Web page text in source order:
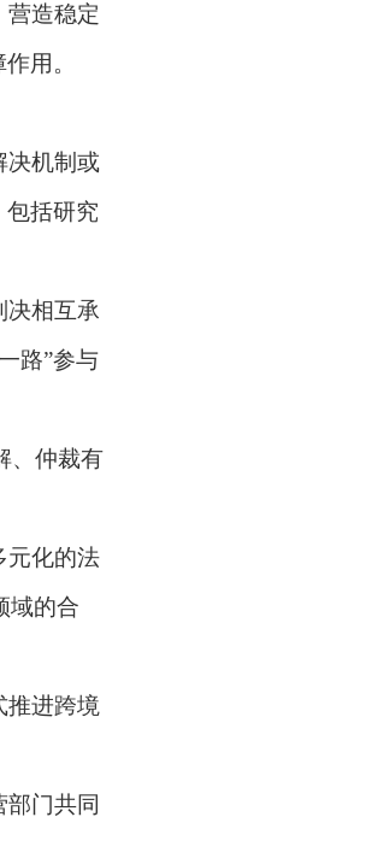
营造稳定
用。
决机制或
包括研究
决相互承
路”参与
、仲裁有
元化的法
域的合
推进跨境
门共同